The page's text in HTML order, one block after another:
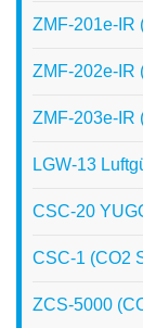
ZMF-201e-IR
ZMF-202e-IR
ZMF-203e-IR
LGW-13
CSC-20
CSC-1 (CO2
ZCS-5000